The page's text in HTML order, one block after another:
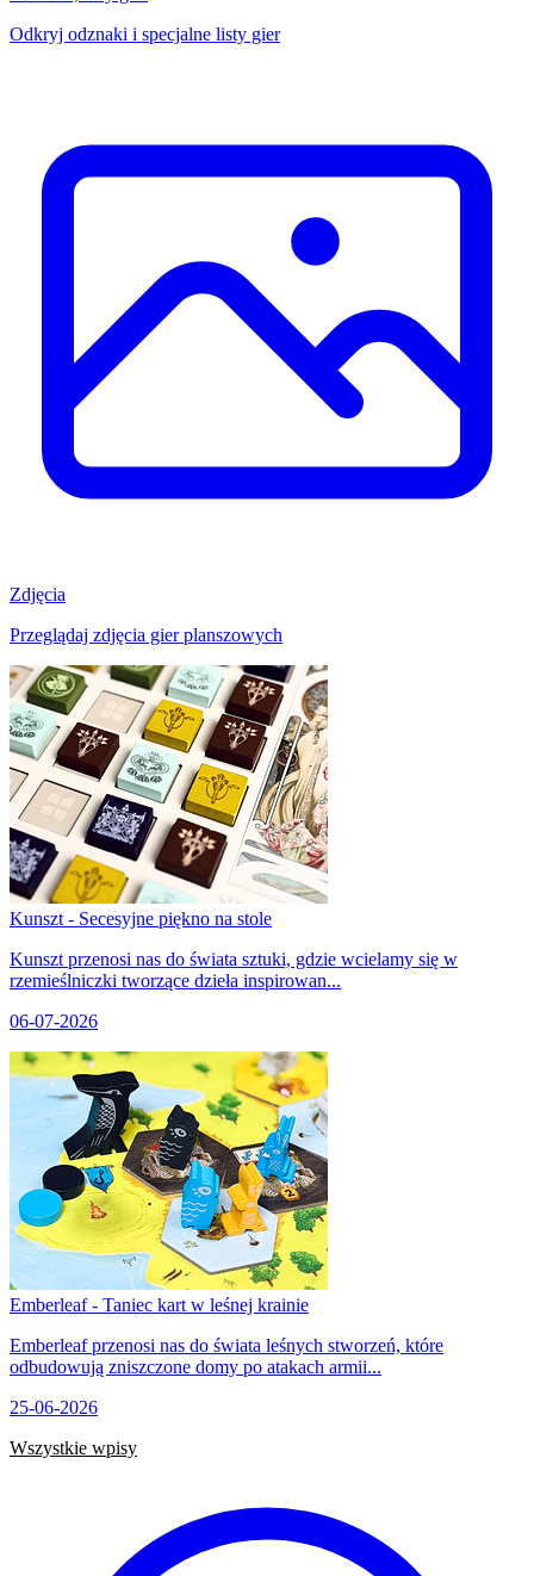
Odkryj odznaki i specjalne listy gier
Zdjęcia
Przeglądaj zdjęcia gier planszowych
Kunszt - Secesyjne piękno na stole
Kunszt przenosi nas do świata sztuki, gdzie wcielamy się w
rzemieślniczki tworzące dzieła inspirowan...
06-07-2026
Emberleaf - Taniec kart w leśnej krainie
Emberleaf przenosi nas do świata leśnych stworzeń, które
odbudowują zniszczone domy po atakach armii...
25-06-2026
Wszystkie wpisy